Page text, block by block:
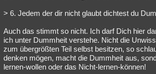
> 6. Jedem der dir nicht glaubt dichtest du
Auch das stimmt so nicht. Ich darf Dich hier
ich unter Dummheit verstehe. Nicht die
zum übergrößten Teil selbst besitzen, so
denken mögen, macht die Dummheit aus,
lernen-wollen oder das Nicht-lernen-können!